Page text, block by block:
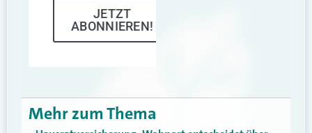
JETZT
ABONNIEREN!
Mehr zum Thema